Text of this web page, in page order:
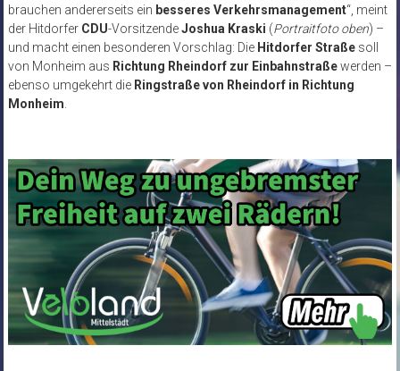
brauchen andererseits ein besseres Verkehrsmanagement“, meint
der Hitdorfer CDU-VorsitzendeJoshua Kraski (Portraitfoto oben) –
und macht einen besonderen Vorschlag: Die Hitdorfer Straßesoll
von Monheim aus Richtung Rheindorf zur Einbahnstraßewerden –
ebenso umgekehrt die Ringstraße von Rheindorf in Richtung
Monheim.